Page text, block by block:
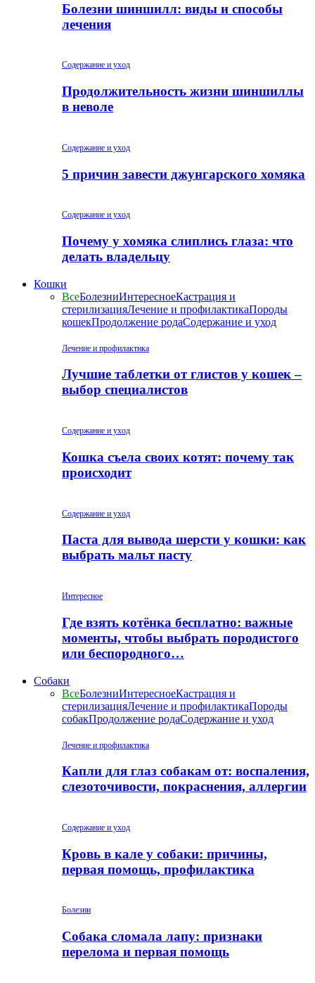
Болезни шиншилл: виды и способы
лечения
Содержание и уход
Продолжительность жизни шиншиллы
в неволе
Содержание и уход
5 причин завести джунгарского хомяка
Содержание и уход
Почему у хомяка слиплись глаза: что
делать владельцу
Кошки
ВсеБолезниИнтересноеКастрация и
стерилизацияЛечение и профилактикаПороды
кошекПродолжение родаСодержание и уход
Лечение и профилактика
Лучшие таблетки от глистов у кошек –
выбор специалистов
Содержание и уход
Кошка съела своих котят: почему так
происходит
Содержание и уход
Паста для вывода шерсти у кошки: как
выбрать мальт пасту
Интересное
Где взять котёнка бесплатно: важные
моменты, чтобы выбрать породистого
или беспородного…
Собаки
ВсеБолезниИнтересноеКастрация и
стерилизацияЛечение и профилактикаПороды
собакПродолжение родаСодержание и уход
Лечение и профилактика
Капли для глаз собакам от: воспаления,
слезоточивости, покраснения, аллергии
Содержание и уход
Кровь в кале у собаки: причины,
первая помощь, профилактика
Болезни
Собака сломала лапу: признаки
перелома и первая помощь